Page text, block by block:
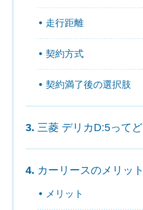
走行距離
契約方式
契約満了後の選択肢
三菱 デリカD:5って
カーリースのメリッ
メリット